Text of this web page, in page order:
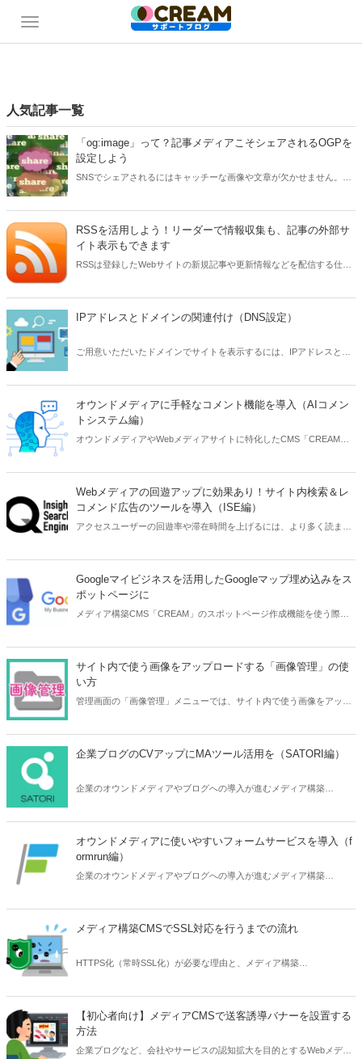
人気記事一覧
「og:image」って？記事メディアこそシェアされるOGPを
設定しよう
SNSでシェアされるにはキャッチーな画像や文章が欠かせません。
的に解説します。
RSSを活用しよう！リーダーで情報収集も、記事の外部サ
イト表示もできます
RSSは登録したWebサイトの新規記事や更新情報などを配信する仕組
IPアドレスとドメインの関連付け（DNS設定）
ご用意いただいたドメインでサイトを表示するには、IPアドレスとド
オウンドメディアに手軽なコメント機能を導入（AIコメン
トシステム編）
オウンドメディアやWebメディアサイトに特化したCMS「CREAM」
うことで、手軽にかつ運用負担も少ないコメント欄を実現できます。
Webメディアの回遊アップに効果あり！サイト内検索＆レ
コメンド広告のツールを導入（ISE編）
アクセスユーザーの回遊率や滞在時間を上げるには、より多く読まれ
ルがあります。広告収益の提供もあります。そんなツールの紹介と
CREAMへの導入方法を解説します。
Googleマイビジネスを活用したGoogleマップ埋め込みをス
ポットページに
メディア構築CMS「CREAM」のスポットページ作成機能を使う際
サイト内で使う画像をアップロードする「画像管理」の使
い方
管理画面の「画像管理」メニューでは、サイト内で使う画像をアップ
ージ作成で画像を表示するときにも「画像管理」を使います。 「画像
管理」での画像の登録の仕方と便利な使い方をご紹介します。
企業ブログのCVアップにMAツール活用を（SATORI編）
企業のオウンドメディアやブログへの導入が進むメディア構築
プアップフォームを導入します。
オウンドメディアに使いやすいフォームサービスを導入（f
ormrun編）
企業のオウンドメディアやブログへの導入が進むメディア構築
フォームサービス「formrun」を埋め込み導入します。
メディア構築CMSでSSL対応を行うまでの流れ
HTTPS化（常時SSL化）が必要な理由と、メディア構築
【初心者向け】メディアCMSで送客誘導バナーを設置する
方法
企業ブログなど、会社やサービスの認知拡大を目的とするWebメディ